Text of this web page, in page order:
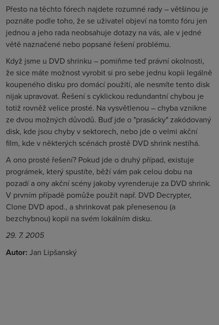
Přesto na těchto fórech najdete rozumné rady – většinou je
poznáte podle toho, že se uživatel objeví na tomto fóru jen
jednou a jeho rada neobsahuje dotazy na vás, ale v jedné
větě naznačené nebo popsané řešení problému.
Když jsme u DVD shrinku – pomiňme teď právní okolnosti,
že sice máte možnost vyrobit si pro sebe jednu kopii legálně
koupeného disku pro domácí použití, ale nesmíte tento disk
nijak upravovat. Řešení s cyklickou redundantní chybou je
totiž rovněž velice prosté. Na vysvětlenou – chyba vznikne
ze dvou možných důvodů. Buď jde o "prasácky" zakódovaný
disk, kde jsou chyby v sektorech, nebo jde o velmi akční
film, kde v některých scénách prostě DVD shrink nestíhá.
A ono prosté řešení? Pokud jde o druhý případ, existuje
prográmek, který spustíte, běží vám pak celou dobu na
pozadí a ony akční scény jakoby vyrenderuje za DVD shrink.
V prvním případě pomůže použít např. DVD Decrypter,
Clone DVD apod., a shrinkovat pak přenesenou (a
bezchybnou) kopii na svém lokálním disku.
29. 7. 2005
Autor: Jan Lipšanský